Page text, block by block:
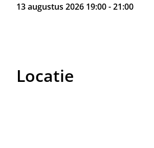
13 augustus 2026 19:00 - 21:00
Locatie